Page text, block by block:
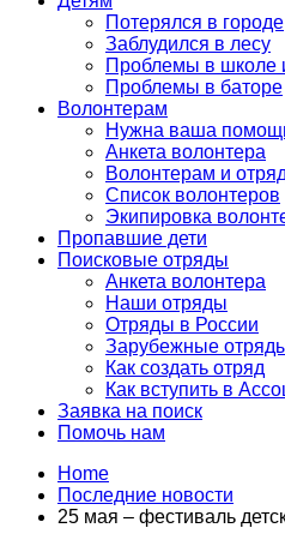
Потерялся в городе
Заблудился в лесу
Проблемы в школе
Проблемы в баторе
Волонтерам
Нужна ваша
Анкета волонтера
Волонтерам и
Список волонтеров
Экипировка
Пропавшие дети
Поисковые отряды
Анкета волонтера
Наши отряды
Отряды в России
Зарубежные
Как создать отряд
Как вступить в
Заявка на поиск
Помочь нам
Home
Последние новости
25 мая – фестиваль